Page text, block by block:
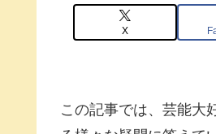
X
この記事では、芸能大